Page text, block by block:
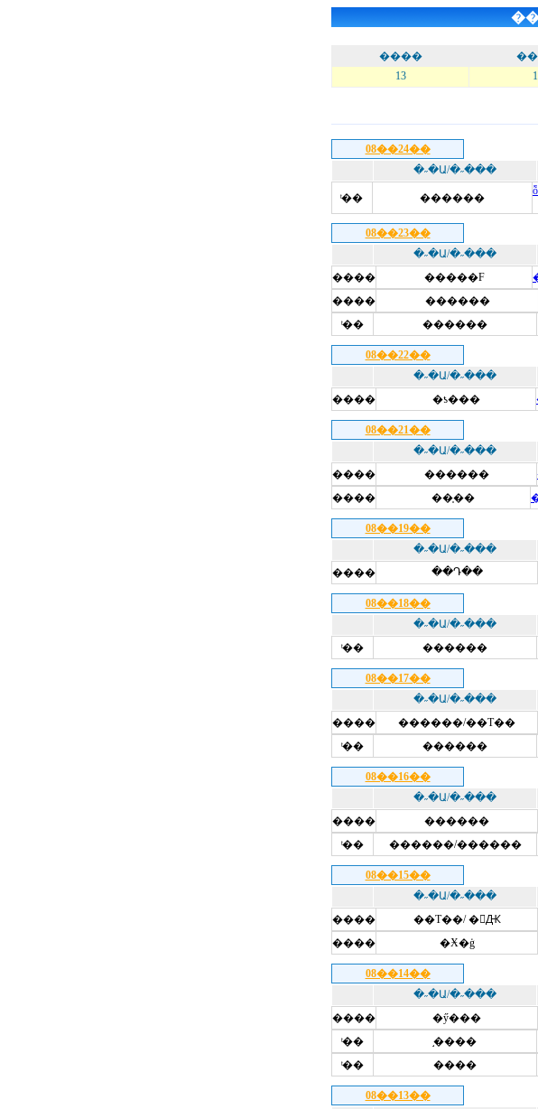
����
13
08��24��
�˶�Ա/�˶���
ͭ�� ������
08��23��
�˶�Ա/�˶���
����
�����F
����
������
ͭ��
������
08��22��
�˶�Ա/�˶���
����
�ƾ���
08��21��
�˶�Ա/�˶���
����
������
����
��̩��
08��19��
�˶�Ա/�˶���
����
��Դ��
08��18��
�˶�Ա/�˶���
ͭ��
������
08��17��
�˶�Ա/�˶���
����
������/��Т��
ͭ��
������
08��16��
�˶�Ա/�˶���
����
������
ͭ��
������/������
08��15��
�˶�Ա/�˶���
����
��Т��/ �Ԫ
����
�Ӿ�ģ
08��14��
�˶�Ա/�˶���
����
�ӳ���
ͭ��
֣����
ͭ��
����
08��13��